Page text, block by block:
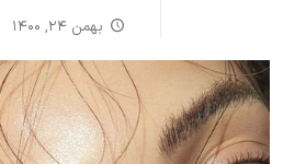
بهمن ۲۴, ۱۴۰۰